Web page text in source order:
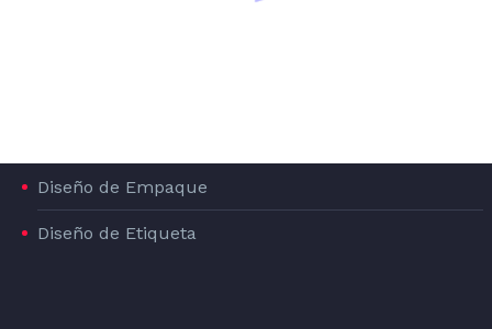
Diseño de Empaque
Diseño de Etiqueta